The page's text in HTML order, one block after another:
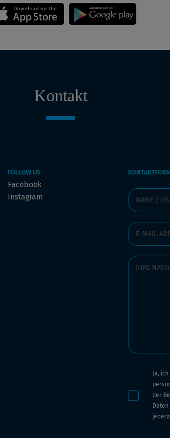
Kontakt
FOLLOW US
Facebook
Instagram
Ja,
der